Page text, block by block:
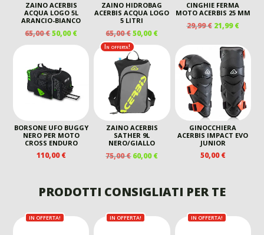
ZAINO ACERBIS
ACQUA LOGO 5L
ARANCIO-BIANCO
65,00€IL
PREZZO
ORIGINALE
65,00 €.
50,00€IL
PREZZO
ATTUALE
ZAINO HIDROBAG
ACERBIS ACQUA LOGO
5 LITRI
65,00€IL
PREZZO
ORIGINALE
ERA:
65,00 €.
50,00€IL
ATTUALE
CINGHIE FERMA
MOTO ACERBIS 25 MM
29,99€ IL
ORIGINALE
ERA:
29,99 €.
21,99€IL
È:
21,99
BORSONE UFO BUGGY
NERO PER MOTO
CROSS ENDURO
110,00€
In offerta!
ZAINO ACERBIS
SATHER 9L
NERO/GIALLO
75,00€ IL
ERA:
75,00 €.
60,00€IL
È:
60,00 €.
GINOCCHIERA
ACERBIS IMPACT EVO
JUNIOR
50,00€
PRODOTTI CONSIGLIATI PER TE
IN OFFERTA! IN OFFERTA! IN OFFERTA!